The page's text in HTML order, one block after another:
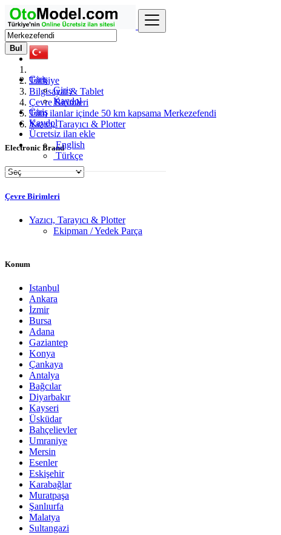
Giriş
Giriş
Kaydol
Giriş
Kaydol
Ücretsiz ilan ekle
English
Türkçe
Bul
Türkiye
Bilgisayar & Tablet
Çevre Birimleri
Tüm ilanlar içinde 50 km kapsama Merkezefendi
Yazıcı, Tarayıcı & Plotter
Electronic Brand
Çevre Birimleri
Yazıcı, Tarayıcı & Plotter
Ekipman / Yedek Parça
Konum
Istanbul
Ankara
İzmir
Bursa
Adana
Gaziantep
Konya
Çankaya
Antalya
Bağcılar
Diyarbakır
Kayseri
Üsküdar
Bahçelievler
Umraniye
Mersin
Esenler
Eskişehir
Karabağlar
Muratpaşa
Şanlıurfa
Malatya
Sultangazi